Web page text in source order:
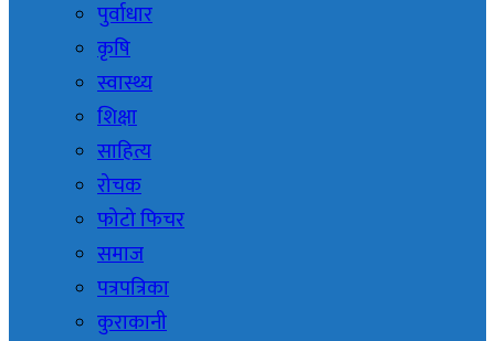
पुर्वाधार
कृषि
स्वास्थ्य
शिक्षा
साहित्य
रोचक
फोटो फिचर
समाज
पत्रपत्रिका
कुराकानी